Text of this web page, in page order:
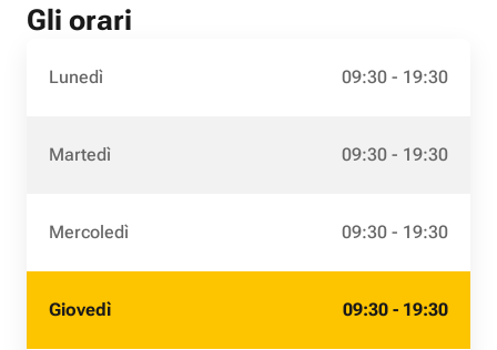
Gli orari
Lunedì 09:30 - 19:30
Martedì 09:30 - 19:30
Mercoledì 09:30 - 19:30
Giovedì 09:30 - 19:30